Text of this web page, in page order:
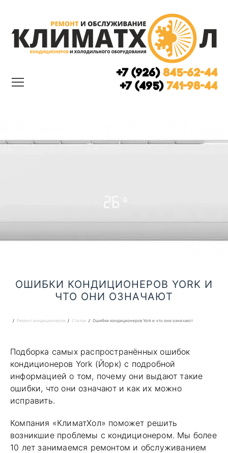
+7 (926)845-62-44
+7 (495)741-98-44
ОШИБКИ КОНДИЦИОНЕРОВ YORK И
ЧТО ОНИ ОЗНАЧАЮТ
Ремонт кондиционеров Статьи Ошибки кондиционеров York и что они означают
Подборка самых распространённых ошибок
кондиционеров York (Йорк) с подробной
информацией о том, почему они выдают такие
ошибки, что они означают и как их можно
исправить.
Компания «КлиматХол» поможет решить
возникшие проблемы с кондиционером. Мы более
10 лет занимаемся ремонтом и обслуживанием